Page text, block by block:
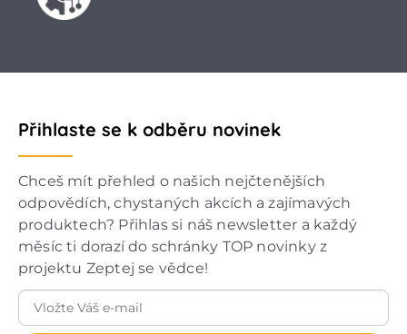
Přihlaste se k odběru novinek
Chceš mít přehled o našich nejčtenějších
odpovědích, chystaných akcích a zajímavých
produktech? Přihlas si náš newsletter a každý
měsíc ti dorazí do schránky TOP novinky z
projektu Zeptej se vědce!